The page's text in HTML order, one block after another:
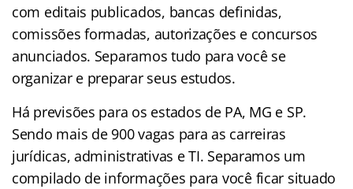
com editais publicados, bancas definidas,
comissões formadas, autorizações e concursos
anunciados. Separamos tudo para você se
organizar e preparar seus estudos.
Há previsões para os estados de PA, MG e SP.
Sendo mais de 900 vagas para as carreiras
jurídicas, administrativas e TI. Separamos um
compilado de informações para você ficar situado